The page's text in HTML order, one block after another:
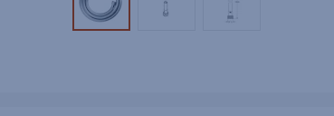
Tuotekuva 1Tuotekuva 2Tuotekuva 3